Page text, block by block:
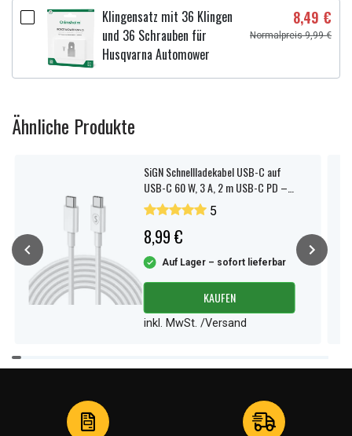
Klingensatz mit 36 Klingen
und 36 Schrauben für
Husqvarna Automower
8,49 €
Normalpreis 9,99 €
Ähnliche Produkte
SiGN Schnellladekabel USB-C auf
USB-C 60 W, 3 A, 2 m USB-C PD –
Weiß
5
8,99 €
Auf Lager – sofort lieferbar
KAUFEN
inkl. MwSt. /Versand
Item
1